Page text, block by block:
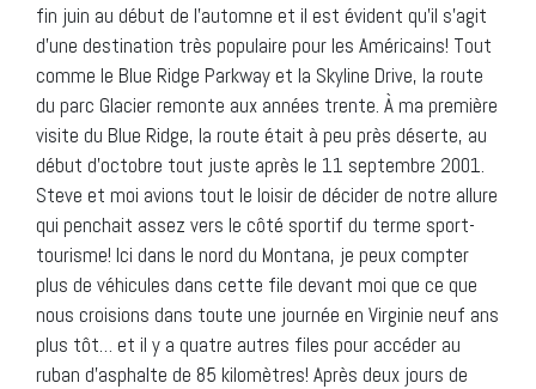
fin juin au début de l’automne et il est évident qu’il s’agit
d’une destination très populaire pour les Américains! Tout
comme le Blue Ridge Parkway et la Skyline Drive, la route
du parc Glacier remonte aux années trente. À ma première
visite du Blue Ridge, la route était à peu près déserte, au
début d’octobre tout juste après le 11 septembre 2001.
Steve et moi avions tout le loisir de décider de notre allure
qui penchait assez vers le côté sportif du terme sport-
tourisme! Ici dans le nord du Montana, je peux compter
plus de véhicules dans cette file devant moi que ce que
nous croisions dans toute une journée en Virginie neuf ans
plus tôt… et il y a quatre autres files pour accéder au
ruban d’asphalte de 85 kilomètres! Après deux jours de